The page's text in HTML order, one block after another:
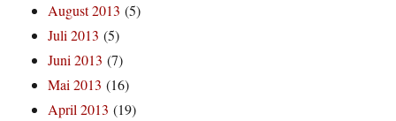
August 2013 (5)
Juli 2013 (5)
Juni 2013 (7)
Mai 2013 (16)
April 2013 (19)